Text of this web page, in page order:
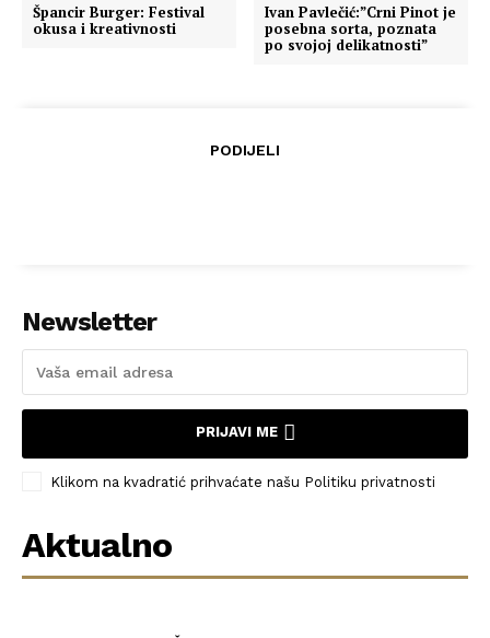
Špancir Burger: Festival
okusa i kreativnosti
Ivan Pavlečić:”Crni Pinot je
posebna sorta, poznata
po svojoj delikatnosti”
PODIJELI
Newsletter
PRIJAVI ME
Klikom na kvadratić prihvaćate našu Politiku privatnosti
Aktualno